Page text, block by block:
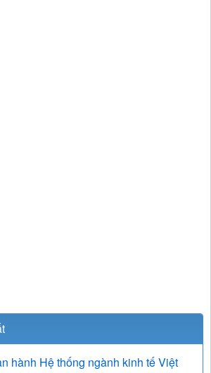
hành Hệ thống ngành kinh tế Việt